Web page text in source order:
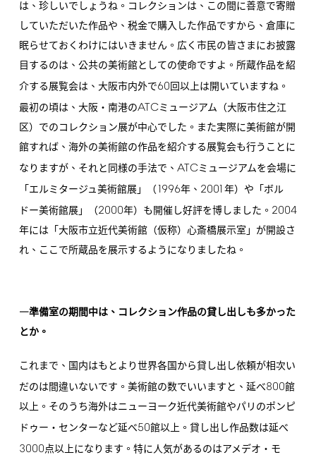
は、珍しいでしょうね。コレクションは、この間に善意で寄贈
していただいた作品や、税金で購入した作品ですから、倉庫に
眠らせておくわけにはいきません。広く市民の皆さまにお披露
目するのは、公共の美術館としての使命ですよ。所蔵作品を紹
介する展覧会は、大阪市内外で60回以上は開いていますね。
最初の頃は、大阪・南港のATCミュージアム（大阪市住之江
区）でのコレクション展が中心でした。また実際に美術館が開
館すれば、海外の美術館の作品を紹介する展覧会も行うことに
なりますが、それと同様の手法で、 ATCミュージアムを会場に
「エルミタージュ美術館展」（1996年、 2001年）や「ボル
ドー美術館展」（2000年）も開催し好評を博しました。 2004
年には「大阪市立近代美術館（仮称）心斎橋展示室」が開設さ
れ、ここで所蔵品を展示するようになりましたね。
―準備室の期間中は、コレクション作品の貸し出しも多かった
とか。
これまで、国内はもとより世界各国から貸し出し依頼が相次い
だのは間違いないです。美術館の数でいいますと、延べ800館
以上。そのうち海外はニューヨーク近代美術館やパリのポンピ
ドゥー・センターなど延べ50館以上。貸し出し作品数は延べ
3000点以上になります。特に人気があるのはアメデオ・モ